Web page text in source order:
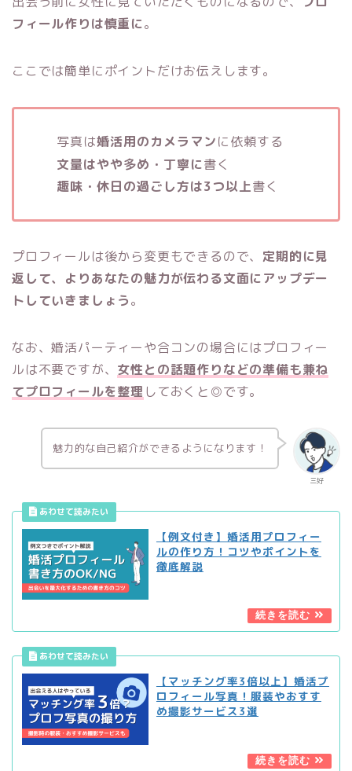
フィール作りは慎重に。
ここでは簡単にポイントだけお伝えします。
写真は婚活用のカメラマンに依頼する
文量はやや多め・丁寧に書く
趣味・休日の過ごし方は3つ以上書く
プロフィールは後から変更もできるので、 定期的に見
返して、よりあなたの魅力が伝わる文面にアップデー
トしていきましょう。
なお、婚活パーティーや合コンの場合にはプロフィー
ルは不要ですが、 女性との話題作りなどの準備も兼ね
てプロフィールを整理 しておくと◎です。
三好
魅力的な自己紹介ができるようになります！
【例文付き】婚活用プロフィー
ルの作り方！コツやポイントを
徹底解説
【マッチング率3倍以上】婚活プ
ロフィール写真！服装やおすす
め撮影サービス3選